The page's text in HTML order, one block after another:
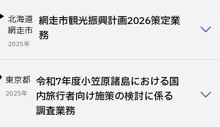
北海道
網走市
2025年
網走市観光振興計画2026策定業
務
東京都
2025年
令和7年度小笠原諸島における国
内旅行者向け施策の検討に係る
調査業務